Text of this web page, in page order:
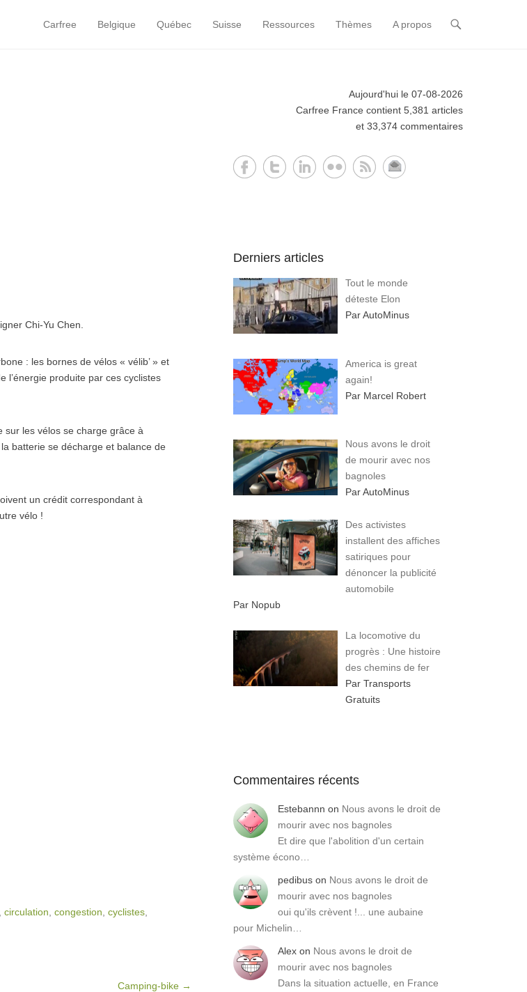
Primary Menu
Skip to content
Carfree Belgique Québec Suisse Ressources Thèmes A propos
Chi-Yu Chen.
: les bornes de vélos « vélib’ » et
l’énergie produite par ces cyclistes
sur les vélos se charge grâce à
batterie se décharge et balance de
un crédit correspondant à
vélo !
circulation congestion cyclistes
Camping-bike →
Aujourd'hui le 07-08-2026
Carfree France contient 5,381 articles
et 33,374 commentaires
Derniers articles
Tout le monde
déteste Elon
Par AutoMinus
America is great
again!
Par Marcel Robert
Nous avons le droit
de mourir avec nos
bagnoles
Par AutoMinus
Des activistes
installent des affiches
satiriques pour
dénoncer la publicité
automobile
Par Nopub
La locomotive du
progrès : Une histoire
des chemins de fer
Par Transports
Gratuits
Commentaires récents
Estebannn on Nous avons le droit de
mourir avec nos bagnoles
Et dire que l'abolition d'un certain
système écono…
pedibus on Nous avons le droit de
mourir avec nos bagnoles
oui qu'ils crèvent !... une aubaine
pour Michelin…
Alex on Nous avons le droit de
mourir avec nos bagnoles
Dans la situation actuelle, en France